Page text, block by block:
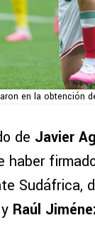
en la obtención
de Javier
haber
Sudáfrica,
y Raúl